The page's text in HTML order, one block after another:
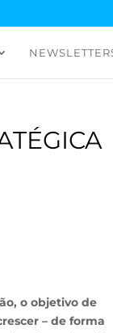
o objetivo de
– de forma